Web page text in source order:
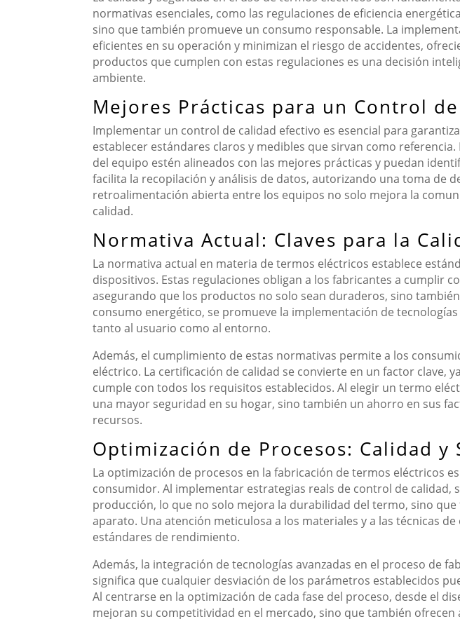
normativas esenciales, como las regulaciones de eficiencia
sino que también promueve un consumo responsable. La
eficientes en su operación y minimizan el riesgo de accidentes,
productos que cumplen con estas regulaciones es una decisión
ambiente.
Mejores Prácticas para un Control
Implementar un control de calidad efectivo es esencial para
establecer estándares claros y medibles que sirvan como
del equipo estén alineados con las mejores prácticas y puedan
facilita la recopilación y análisis de datos, autorizando una toma de
retroalimentación abierta entre los equipos no solo mejora la
calidad.
Normativa Actual: Claves para la
La normativa actual en materia de termos eléctricos establece
dispositivos. Estas regulaciones obligan a los fabricantes a cumplir
asegurando que los productos no solo sean duraderos, sino
consumo energético, se promueve la implementación de
tanto al usuario como al entorno.
Además, el cumplimiento de estas normativas permite a los
eléctrico. La certificación de calidad se convierte en un factor
cumple con todos los requisitos establecidos. Al elegir un termo
una mayor seguridad en su hogar, sino también un ahorro en sus
recursos.
Optimización de Procesos: Calidad
La optimización de procesos en la fabricación de termos eléctricos
consumidor. Al implementar estrategias reals de control de
producción, lo que no solo mejora la durabilidad del termo, sino
aparato. Una atención meticulosa a los materiales y a las técnicas
estándares de rendimiento.
Además, la integración de tecnologías avanzadas en el proceso de
significa que cualquier desviación de los parámetros establecidos
Al centrarse en la optimización de cada fase del proceso, desde el
mejoran su competitividad en el mercado, sino que también